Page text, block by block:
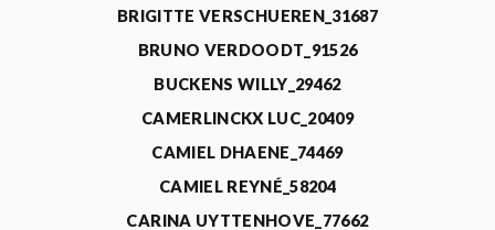
BRIGITTE VERSCHUEREN_31687
BRUNO VERDOODT_91526
BUCKENS WILLY_29462
CAMERLINCKX LUC_20409
CAMIEL DHAENE_74469
CAMIEL REYNÉ_58204
CARINA UYTTENHOVE_77662